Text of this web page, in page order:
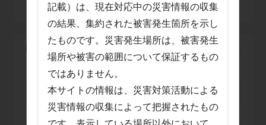
竜巻注意報
2026年7月11日 9:53
【発表】竜巻注意情報
記載）は、現在対応中の災害情報の収集
の結果、集約された被害発生箇所を示し
たものです。災害発生場所は、被害発生
場所や被害の範囲について保証するもの
ではありません。
本サイトの情報は、災害対策活動による
災害情報の収集によって把握されたもの